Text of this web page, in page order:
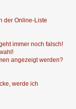
der Online-Liste
immer noch falsch!
angezeigt werden?
werde ich